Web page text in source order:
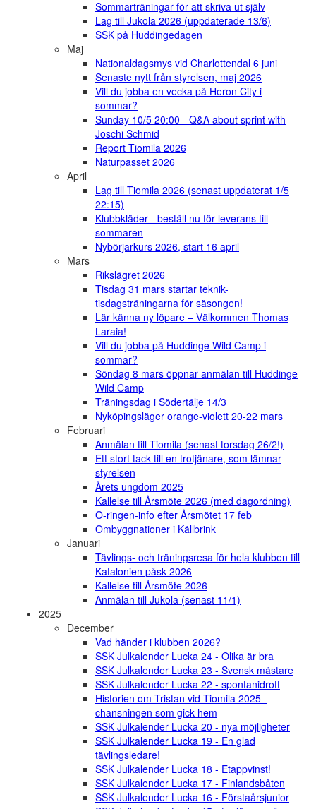
Sommarträningar för att skriva ut själv
Lag till Jukola 2026 (uppdaterade 13/6)
SSK på Huddingedagen
Maj
Nationaldagsmys vid Charlottendal 6 juni
Senaste nytt från styrelsen, maj 2026
Vill du jobba en vecka på Heron City i
sommar?
Sunday 10/5 20:00 - Q&A about sprint with
Joschi Schmid
Report Tiomila 2026
Naturpasset 2026
April
Lag till Tiomila 2026 (senast uppdaterat 1/5
22:15)
Klubbkläder - beställ nu för leverans till
sommaren
Nybörjarkurs 2026, start 16 april
Mars
Rikslägret 2026
Tisdag 31 mars startar teknik-
tisdagsträningarna för säsongen!
Lär känna ny löpare – Välkommen Thomas
Laraia!
Vill du jobba på Huddinge Wild Camp i
sommar?
Söndag 8 mars öppnar anmälan till Huddinge
Wild Camp
Träningsdag i Södertälje 14/3
Nyköpingsläger orange-violett 20-22 mars
Februari
Anmälan till Tiomila (senast torsdag 26/2!)
Ett stort tack till en trotjänare, som lämnar
styrelsen
Årets ungdom 2025
Kallelse till Årsmöte 2026 (med dagordning)
O-ringen-info efter Årsmötet 17 feb
Ombyggnationer i Källbrink
Januari
Tävlings- och träningsresa för hela klubben till
Katalonien påsk 2026
Kallelse till Årsmöte 2026
Anmälan till Jukola (senast 11/1)
2025
December
Vad händer i klubben 2026?
SSK Julkalender Lucka 24 - Olika är bra
SSK Julkalender Lucka 23 - Svensk mästare
SSK Julkalender Lucka 22 - spontanidrott
Historien om Tristan vid Tiomila 2025 -
chansningen som gick hem
SSK Julkalender Lucka 20 - nya möjligheter
SSK Julkalender Lucka 19 - En glad
tävlingsledare!
SSK Julkalender Lucka 18 - Etappvinst!
SSK Julkalender Lucka 17 - Finlandsbåten
SSK Julkalender Lucka 16 - Förstaårsjunior